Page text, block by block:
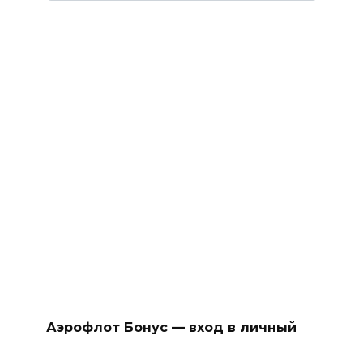
Аэрофлот Бонус — вход в личный